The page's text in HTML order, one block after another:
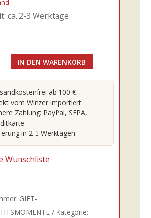
ca. 2-3 Werktage
IN DEN WARENKORB
ab 100 €
vom Winzer importiert
Zahlung: PayPal, SEPA,
in 2-3 Werktagen
Wunschliste
GIFT-
Kategorie: